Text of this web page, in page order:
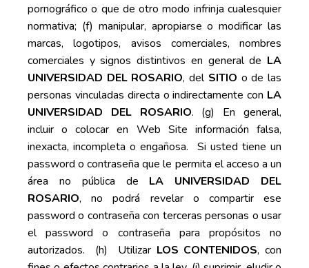
pornográfico o que de otro modo infrinja cualesquier
normativa; (f) manipular, apropiarse o modificar las
marcas, logotipos, avisos comerciales, nombres
comerciales y signos distintivos en general de LA
UNIVERSIDAD DEL ROSARIO, del SITIO o de las
personas vinculadas directa o indirectamente con LA
UNIVERSIDAD DEL ROSARIO. (g) En general,
incluir o colocar en Web Site información falsa,
inexacta, incompleta o engañosa. Si usted tiene un
password o contraseña que le permita el acceso a un
área no pública de LA UNIVERSIDAD DEL
ROSARIO, no podrá revelar o compartir ese
password o contraseña con terceras personas o usar
el password o contraseña para propósitos no
autorizados. (h) Utilizar LOS CONTENIDOS, con